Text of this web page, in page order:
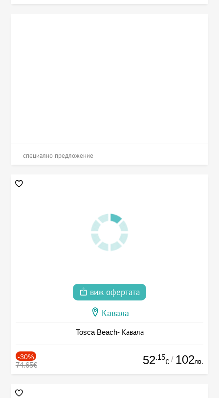
специално предложение
виж офертата
Кавала
Tosca Beach- Кавала
-30%
74.65€ 52.15
€ / 102лв.